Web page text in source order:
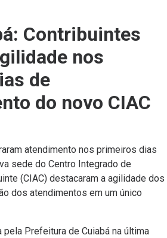
Contribuintes
nos
de
do novo CIAC
atendimento nos primeiros dias
sede do Centro Integrado de
(CIAC) destacaram a agilidade dos
dos atendimentos em um único
pela Prefeitura de Cuiabá na última